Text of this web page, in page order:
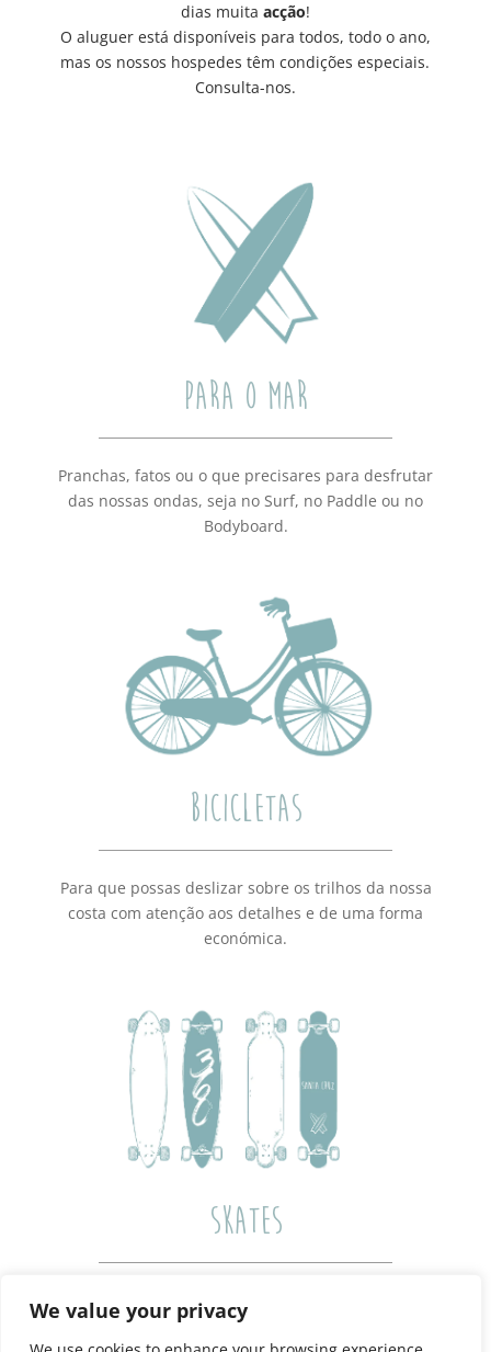
We value your privacy
dias muita acção!
O aluguer está disponíveis para todos, todo o ano,
mas os nossos hospedes têm condições especiais.
Consulta-nos.
PARA O MAR
Pranchas, fatos ou o que precisares para desfrutar
das nossas ondas, seja no Surf, no Paddle ou no
Bodyboard.
BICICLETAS
Para que possas deslizar sobre os trilhos da nossa
costa com atenção aos detalhes e de uma forma
económica.
SKATES
O Skate é uma forma de aperfeiçoar o equilíbrio no
Surf, mas também o podes usar para te deslocares